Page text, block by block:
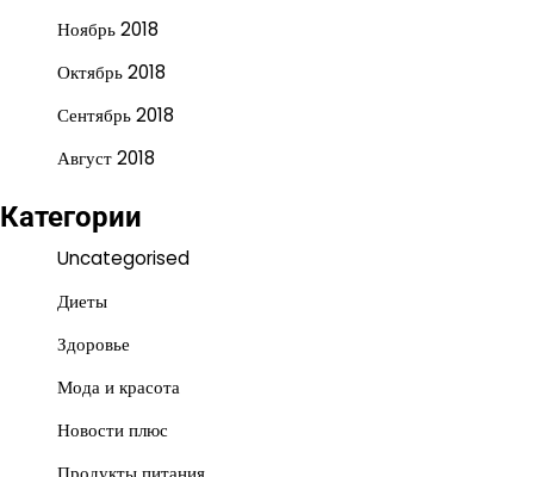
Ноябрь 2018
Октябрь 2018
Сентябрь 2018
Август 2018
Категории
Uncategorised
Диеты
Здоровье
Мода и красота
Новости плюс